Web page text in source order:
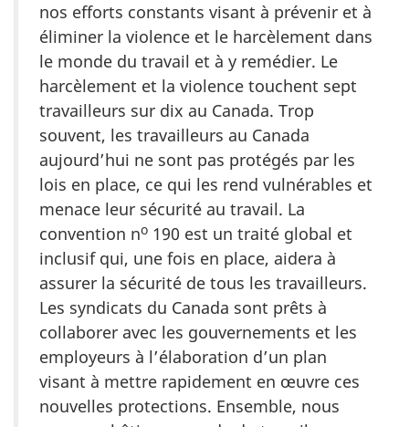
nos efforts constants visant à prévenir et à
éliminer la violence et le harcèlement dans
le monde du travail et à y remédier. Le
harcèlement et la violence touchent sept
travailleurs sur dix au Canada. Trop
souvent, les travailleurs au Canada
aujourd’hui ne sont pas protégés par les
lois en place, ce qui les rend vulnérables et
menace leur sécurité au travail. La
convention no 190 est un traité global et
inclusif qui, une fois en place, aidera à
assurer la sécurité de tous les travailleurs.
Les syndicats du Canada sont prêts à
collaborer avec les gouvernements et les
employeurs à l’élaboration d’un plan
visant à mettre rapidement en œuvre ces
nouvelles protections. Ensemble, nous